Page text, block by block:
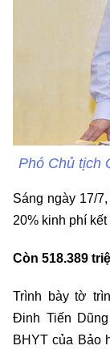
Phó Chủ tịch
Sáng ngày 17/
20% kinh phí
Còn 518.389
Trình bày tờ
Đinh Tiến
BHYT của Bảo